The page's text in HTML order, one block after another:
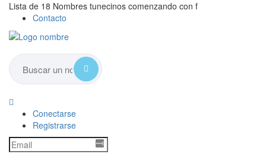
Lista de 18 Nombres tunecinos comenzando con f
Contacto
Conectarse
Registrarse